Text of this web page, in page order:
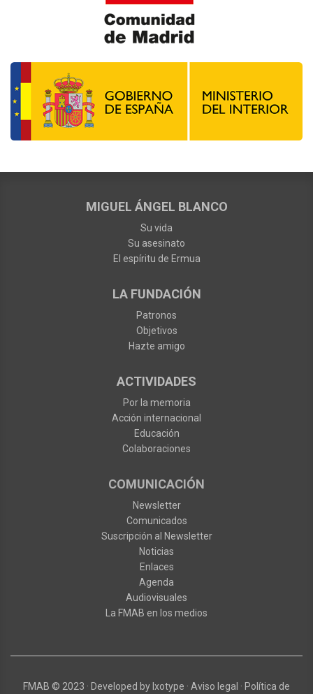
MIGUEL ÁNGEL BLANCO
Su vida
Su asesinato
El espíritu de Ermua
LA FUNDACIÓN
Patronos
Objetivos
Hazte amigo
ACTIVIDADES
Por la memoria
Acción internacional
Educación
Colaboraciones
COMUNICACIÓN
Newsletter
Comunicados
Suscripción al Newsletter
Noticias
Enlaces
Agenda
Audiovisuales
La FMAB en los medios
FMAB © 2023 · Developed by Ixotype · Aviso legal · Política de